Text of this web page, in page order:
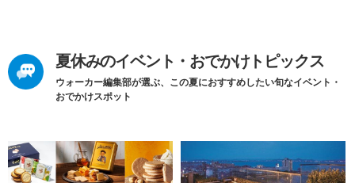
夏休みのイベント・おでかけトピックス
ウォーカー編集部が選ぶ、この夏におすすめしたい旬なイベント・
おでかけスポット